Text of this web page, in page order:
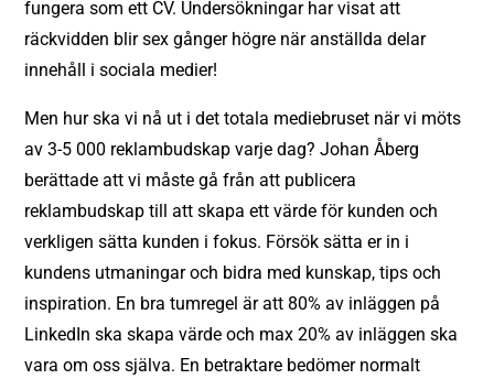
fungera som ett CV. Undersökningar har visat att
räckvidden blir sex gånger högre när anställda delar
innehåll i sociala medier!
Men hur ska vi nå ut i det totala mediebruset när vi möts
av 3-5 000 reklambudskap varje dag? Johan Åberg
berättade att vi måste gå från att publicera
reklambudskap till att skapa ett värde för kunden och
verkligen sätta kunden i fokus. Försök sätta er in i
kundens utmaningar och bidra med kunskap, tips och
inspiration. En bra tumregel är att 80% av inläggen på
LinkedIn ska skapa värde och max 20% av inläggen ska
vara om oss själva. En betraktare bedömer normalt